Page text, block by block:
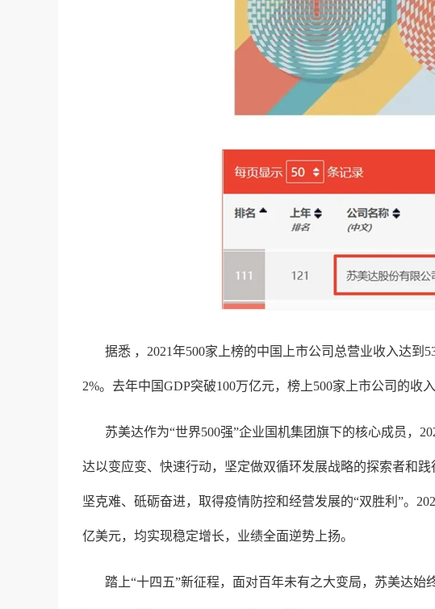
据悉 ，2021年500家上榜的中国上市公司总营业收入达到
2%。去年中国GDP突破100万亿元，榜上500家上市公司的收
苏美达作为“世界500强”企业国机集团旗下的核心成员，
达以变应变、快速行动，坚定做双循环发展战略的探索者和
坚克难、砥砺奋进，取得疫情防控和经营发展的“双胜利”。
亿美元，均实现稳定增长，业绩全面逆势上扬。
踏上“十四五”新征程，面对百年未有之大变局，苏美达